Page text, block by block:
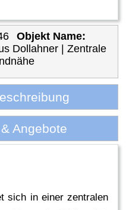
Objekt Name:
Dollahner | Zentrale
Angebote
sich in einer zentralen